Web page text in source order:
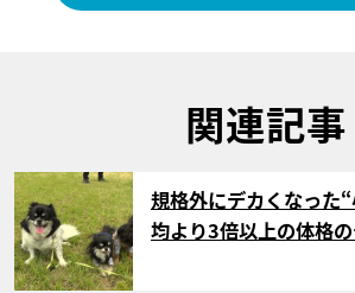
関連記事
サムネイル
規格外にデカくなった
均より3倍以上の体格